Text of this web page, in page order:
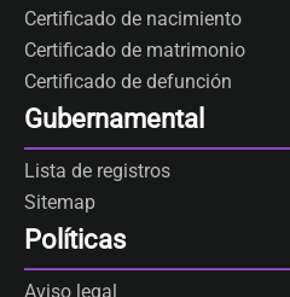
Certificado de nacimiento
Certificado de matrimonio
Certificado de defunción
Gubernamental
Lista de registros
Sitemap
Políticas
Aviso legal